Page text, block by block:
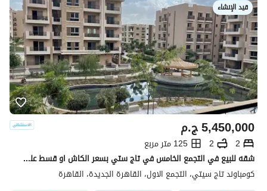
قيد الإنشاء
ج.م5,450,000
2
2
125 متر مربع
شقه للبيع في التجمع الخامس في تاج ستي بسعر الكاش او قسط علي 12 سنه دفع بدون مقدم 0% مع شركه مدينه مصر | القاهره الجديدة | taj cit
كومباوند تاج سيتي، التجمع الاول، القاهرة الجديدة، القاهرة